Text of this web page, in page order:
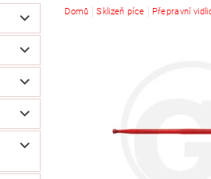
Domů Sklizeň píce Přepravní